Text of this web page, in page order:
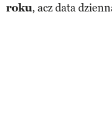
roku, acz data